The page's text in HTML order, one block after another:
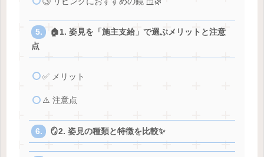
🏠1. 姿見を「施主支給」で選ぶメリットと注意
点
✅ メリット
⚠️ 注意点
🪞2. 姿見の種類と特徴を比較✨